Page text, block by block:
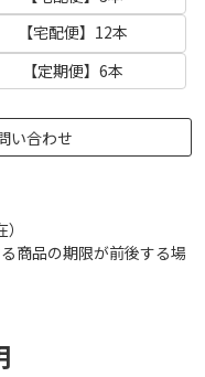
【宅配便】12本
【定期便】6本
い合わせ
商品の期限が前後する場